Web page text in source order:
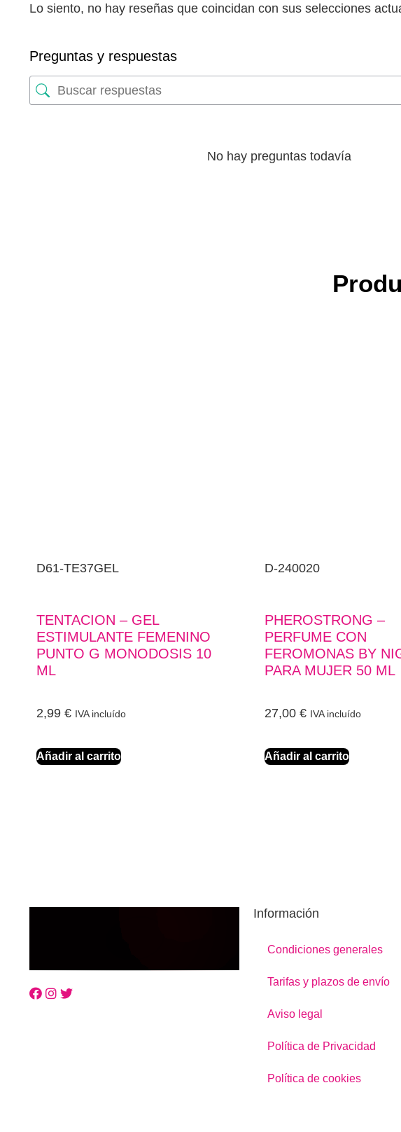
Lo siento, no hay reseñas que coincidan con sus selecciones
Preguntas y respuestas
No hay preguntas todavía
D61-TE37GEL
TENTACION – GEL
ESTIMULANTE FEMENINO
PUNTO G MONODOSIS 10
ML
2,99 € IVA incluído
Añadir al carrito
D-240020
PHEROSTRONG –
PERFUME CON
FEROMONAS BY
PARA MUJER 50 ML
27,00 € IVA incluído
Añadir al carrito
Información
Condiciones generales
Tarifas y plazos de envío
Aviso legal
Política de Privacidad
Política de cookies